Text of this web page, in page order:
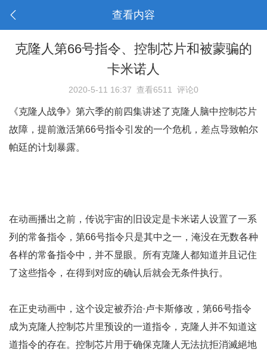
查看内容
克隆人第66号指令、控制芯片和被蒙骗的
卡米诺人
2020-5-11 16:37 查看6511 评论0
《克隆人战争》第六季的前四集讲述了克隆人脑中控制芯片
故障，提前激活第66号指令引发的一个危机，差点导致帕尔
帕廷的计划暴露。
在动画播出之前，传说宇宙的旧设定是卡米诺人设置了一系
列的常备指令，第66号指令只是其中之一，淹没在无数各种
各样的常备指令中，并不显眼。所有克隆人都知道并且记住
了这些指令，在得到对应的确认后就会无条件执行。
在正史动画中，这个设定被乔治·卢卡斯修改，第66号指令
成为克隆人控制芯片里预设的一道指令，克隆人并不知道这
道指令的存在。控制芯片用于确保克隆人无法抗拒消滅絕地